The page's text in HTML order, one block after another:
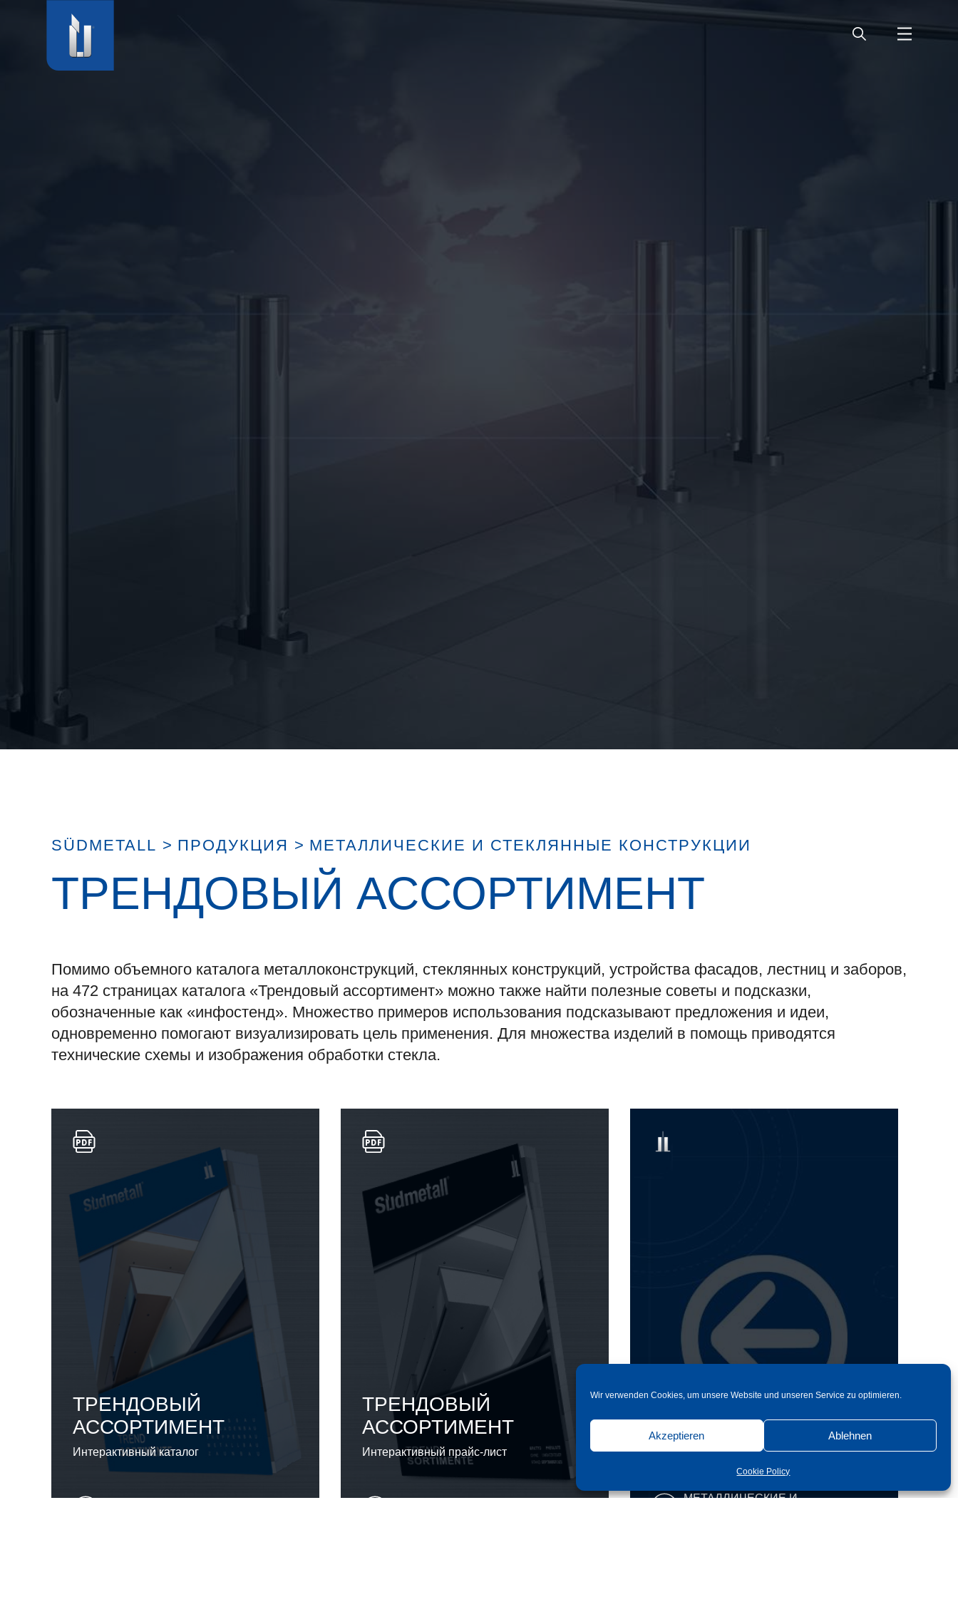
Wir verwenden Cookies, um unsere Website und unseren Service zu optimieren.
Akzeptieren Ablehnen
Cookie Policy
SÜDMETALL > ПРОДУКЦИЯ > МЕТАЛЛИЧЕСКИЕ И СТЕКЛЯННЫЕ КОНСТРУКЦИИ
ТРЕНДОВЫЙ АССОРТИМЕНТ
Помимо объемного каталога металлоконструкций, стеклянных конструкций, устройства фасадов, лестниц и заборов,
на 472 страницах каталога «Трендовый ассортимент» можно также найти полезные советы и подсказки,
обозначенные как «инфостенд». Множество примеров использования подсказывают предложения и идеи,
одновременно помогают визуализировать цель применения. Для множества изделий в помощь приводятся
технические схемы и изображения обработки стекла.
ТРЕНДОВЫЙ
АССОРТИМЕНТ
Интерактивный каталог
ТРЕНДОВЫЙ
АССОРТИМЕНТ
Интерактивный прайс-лист
назад
МЕТАЛЛИЧЕСКИЕ И